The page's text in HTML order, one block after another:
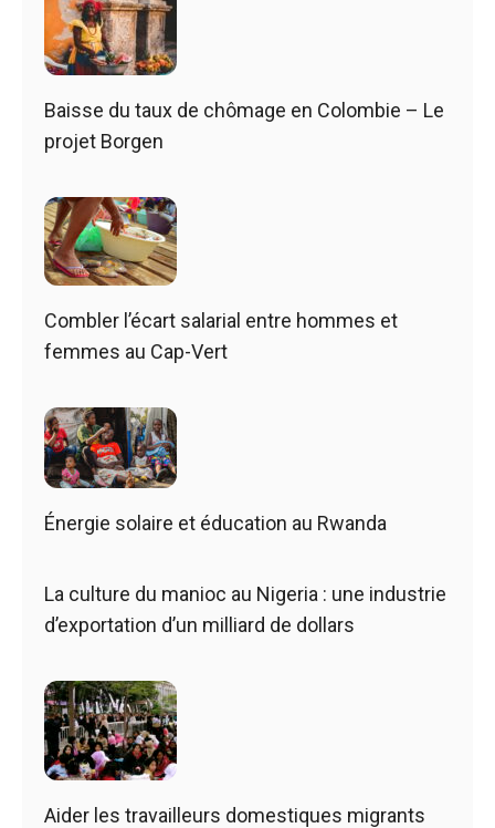
Baisse du taux de chômage en Colombie – Le
projet Borgen
Combler l’écart salarial entre hommes et
femmes au Cap-Vert
Énergie solaire et éducation au Rwanda
La culture du manioc au Nigeria : une industrie
d’exportation d’un milliard de dollars
Aider les travailleurs domestiques migrants